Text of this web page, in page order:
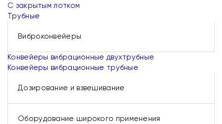
С закрытым лотком
Трубные
Виброконвейеры
Конвейеры вибрационные двухтрубные
Конвейеры вибрационные трубные
Дозирование и взвешивание
Оборудование широкого применения